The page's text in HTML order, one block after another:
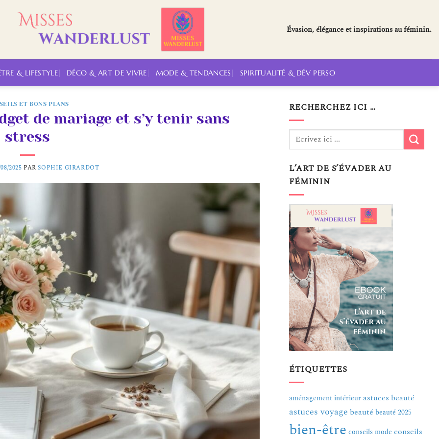
Évasion, élégance et inspirations au féminin.
& LIFESTYLE DÉCO & ART DE VIVRE MODE & TENDANCES SPIRITUALITÉ & DÉV PERSO
ET BONS PLANS
de mariage et s’y tenir sans
stress
2025 PARSOPHIE GIRARDOT
RECHERCHEZ ICI …
L’ART DE S’ÉVADER AU
FÉMININ
ÉTIQUETTES
aménagement intérieurastuces beauté
astuces voyage beauté beauté 2025
bien-être conseils mode conseils